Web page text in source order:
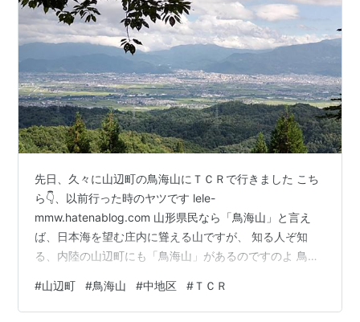
先日、久々に山辺町の鳥海山にＴＣＲで行きました こち
ら👇、以前行った時のヤツです lele-
mmw.hatenablog.com 山形県民なら「鳥海山」と言え
ば、日本海を望む庄内に聳える山ですが、 知る人ぞ知
る、内陸の山辺町にも「鳥海山」があるのですのよ 鳥海
は約４００ｍのお手頃なヒルクラコースです サクっと頂
上まで登って来ました 途中に２０％近い激坂が一か所あ
#山辺町 #鳥海山 #中地区 #ＴＣＲ